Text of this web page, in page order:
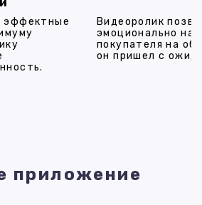
эффектные
Видеоролик
эмоционально
покупателя на
он пришел с
приложение